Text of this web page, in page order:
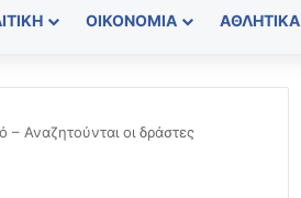
ΟΙΚΟΝΟΜΊΑ ΑΘΛΗΤΙΚΆ
– Αναζητούνται οι δράστες